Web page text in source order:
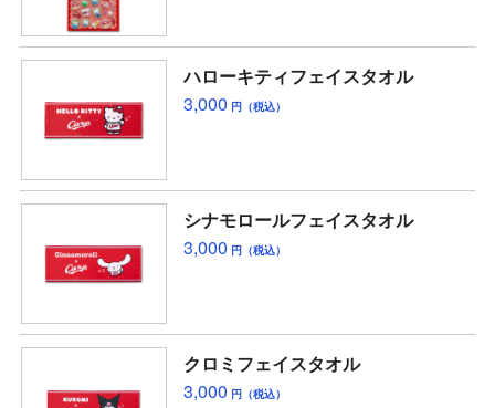
ハローキティフェイスタオル
3,000 円（税込）
シナモロールフェイスタオル
3,000 円（税込）
クロミフェイスタオル
3,000 円（税込）